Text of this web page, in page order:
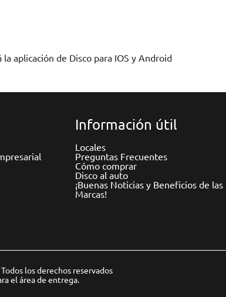
la aplicación de Disco para IOS y Android
Información útil
Locales
Preguntas Frecuentes
Cómo comprar
Disco al auto
¡Buenas Noticias y Beneficios de las
Marcas!
los derechos reservados
el área de entrega.